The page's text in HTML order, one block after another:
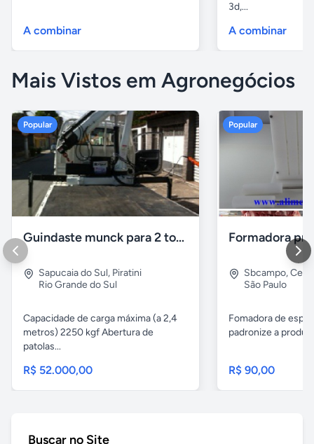
A combinar
3d,...
A combinar
Mais Vistos em Agronegócios
Popular
Guindaste munck para 2 toneladas
Sapucaia do Sul, Piratini
Rio Grande do Sul
Capacidade de carga máxima (a 2,4
metros) 2250 kgf Abertura de
patolas...
R$ 52.000,00
Popular
Sbcampo,
São Paulo
Fomadora de
padronize a
R$ 90,00
Buscar no Site